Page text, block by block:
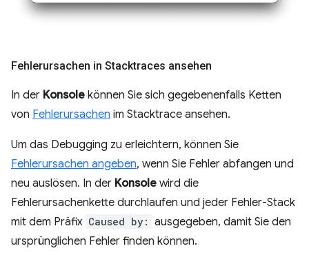
Fehlerursachen in Stacktraces ansehen
In der Konsole können Sie sich gegebenenfalls Ketten
von Fehlerursachen im Stacktrace ansehen.
Um das Debugging zu erleichtern, können Sie
Fehlerursachen angeben, wenn Sie Fehler abfangen und
neu auslösen. In der Konsole wird die
Fehlerursachenkette durchlaufen und jeder Fehler-Stack
mit dem Präfix Caused by: ausgegeben, damit Sie den
ursprünglichen Fehler finden können.